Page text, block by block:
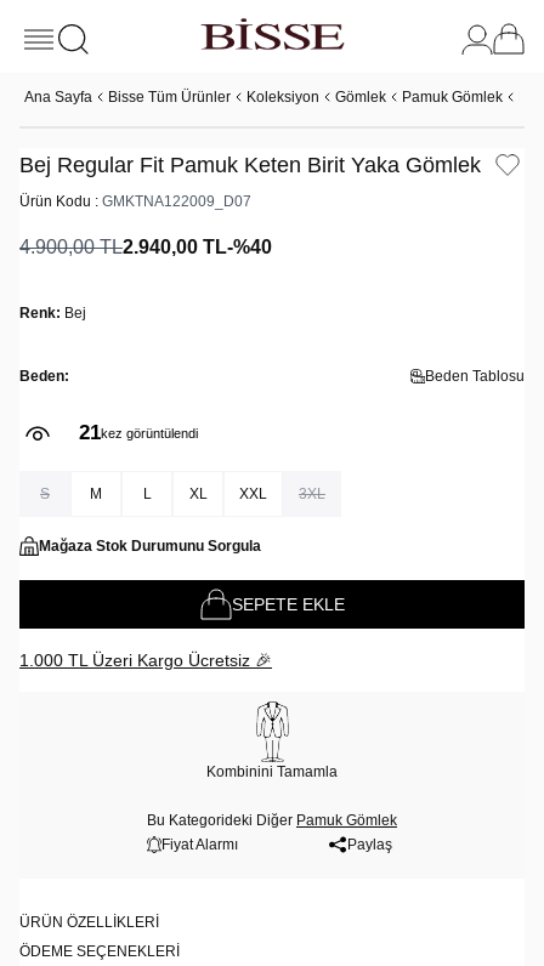
Ana Sayfa Bisse Tüm Ürünler Koleksiyon Gömlek Pamuk Gömlek
Bej Regular Fit Pamuk Keten Birit Yaka Gömlek
Ürün Kodu : GMKTNA122009_D07
4.900,00TL2.940,00 TL-%40
Renk: Bej
Beden: Beden Tablosu
21kez görüntülendi
S M L XL XXL 3XL
Mağaza Stok Durumunu Sorgula
SEPETE EKLE
1.000 TL Üzeri Kargo Ücretsiz 🎉
Kombinini Tamamla
Bu Kategorideki Diğer Pamuk Gömlek
Fiyat Alarmı
Paylaş
ÜRÜN ÖZELLIKLERI
ÖDEME SEÇENEKLERI